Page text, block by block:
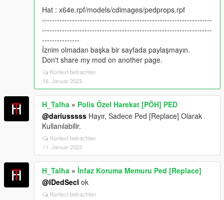
Hat : x64e.rpf/models/cdimages/pedprops.rpf
--------------------------------------------------------------------
--------------------------------------------------------------------
---------------
İznim olmadan başka bir sayfada paylaşmayın.
Don't share my mod on another page.
Kontext betrachten
16. Januar 2023
H_Talha » Polis Özel Harekat [PÖH] PED
@dariusssss Hayır, Sadece Ped [Replace] Olarak
Kullanılabilir.
Kontext betrachten
11. Januar 2023
H_Talha » İnfaz Koruma Memuru Ped [Replace]
@IDedSecI ok
Kontext betrachten